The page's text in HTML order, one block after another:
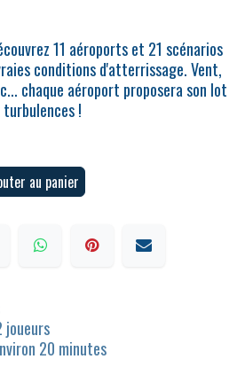
11 aéroports et 21 scénarios
conditions d'atterrissage. Vent,
chaque aéroport proposera son lot
!
au panier
joueurs
20 minutes